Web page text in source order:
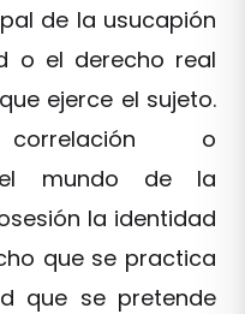
de la usucapión
o el derecho real
ejerce el sujeto.
o
el mundo de la
la identidad
que se practica
que se pretende